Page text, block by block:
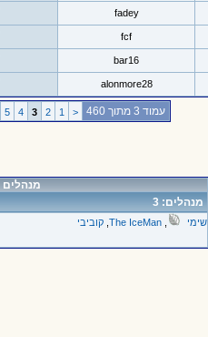
fadey
fcf
bar16
alonmore28
עמוד 3 מתוך 460 <
1
2
3
4
5
מנהלים
מנהלים: 3
שימי The IceMan
, קוביבי